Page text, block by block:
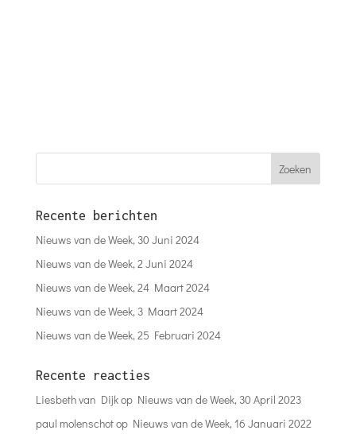
Recente berichten
Nieuws van de Week, 30 Juni 2024
Nieuws van de Week, 2 Juni 2024
Nieuws van de Week, 24 Maart 2024
Nieuws van de Week, 3 Maart 2024
Nieuws van de Week, 25 Februari 2024
Recente reacties
Liesbeth van Dijkop Nieuws van de Week, 30 April 2023
paul molenschotop Nieuws van de Week, 16 Januari 2022